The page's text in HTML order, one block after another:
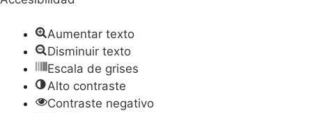
Aumentar texto
Disminuir texto
Escala de grises
Alto contraste
Contraste negativo